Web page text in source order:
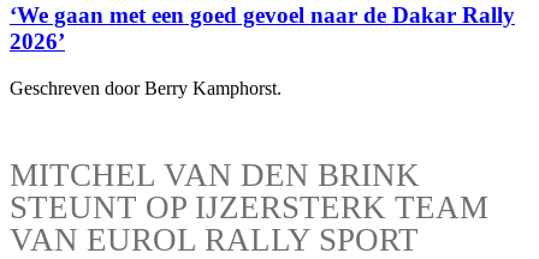
‘We gaan met een goed gevoel naar de Dakar Rally
2026’
Geschreven door Berry Kamphorst.
MITCHEL VAN DEN BRINK
STEUNT OP IJZERSTERK TEAM
VAN EUROL RALLY SPORT